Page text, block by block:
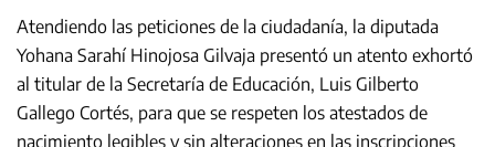
Atendiendo las peticiones de la ciudadanía, la diputada
Yohana Sarahí Hinojosa Gilvaja presentó un atento exhortó
al titular de la Secretaría de Educación, Luis Gilberto
Gallego Cortés, para que se respeten los atestados de
nacimiento legibles y sin alteraciones en las inscripciones